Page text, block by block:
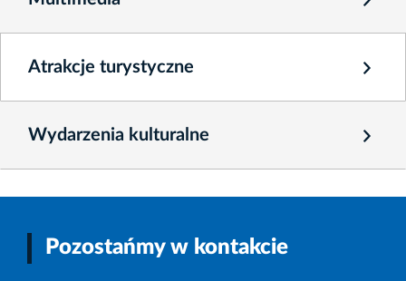
Atrakcje turystyczne
Wydarzenia kulturalne
Pozostańmy w kontakcie